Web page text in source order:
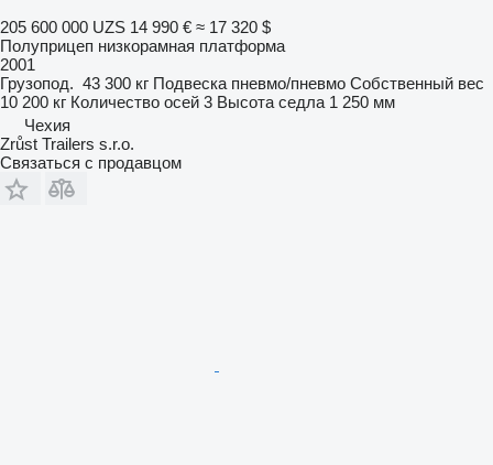
205 600 000 UZS 14 990 € ≈ 17 320 $
Полуприцеп низкорамная платформа
2001
Грузопод. 43 300 кг Подвеска пневмо/пневмо Собственный вес
10 200 кг Количество осей 3 Высота седла 1 250 мм
Чехия
Zrůst Trailers s.r.o.
Связаться с продавцом